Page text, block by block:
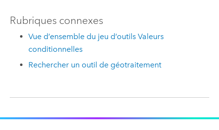
Rubriques connexes
Vue d’ensemble du jeu d’outils Valeurs
conditionnelles
Rechercher un outil de géotraitement